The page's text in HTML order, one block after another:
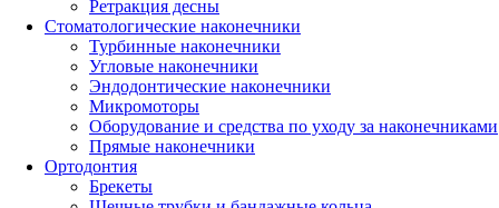
Ретракция десны
Стоматологические наконечники
Турбинные наконечники
Угловые наконечники
Эндодонтические наконечники
Микромоторы
Оборудование и средства по уходу за наконечниками
Прямые наконечники
Ортодонтия
Брекеты